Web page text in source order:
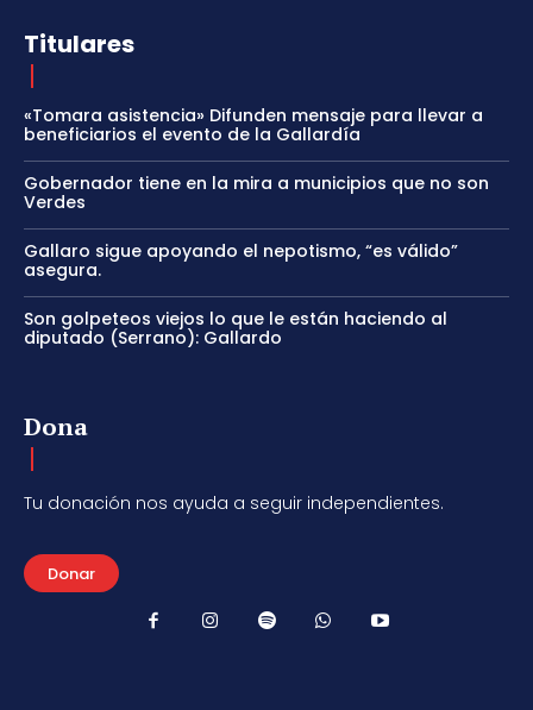
Titulares
«Tomara asistencia» Difunden mensaje para llevar a
beneficiarios el evento de la Gallardía
Gobernador tiene en la mira a municipios que no son
Verdes
Gallaro sigue apoyando el nepotismo, “es válido”
asegura.
Son golpeteos viejos lo que le están haciendo al
diputado (Serrano): Gallardo
Dona
Tu donación nos ayuda a seguir independientes.
Donar